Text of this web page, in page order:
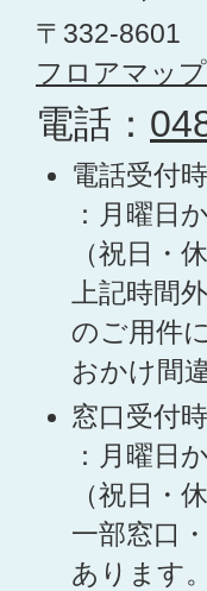
〒332-8601
フロアマップ
電話：
電話受付
：月曜日
（祝日・
上記時間
のご用件
おかけ間
窓口受付
：月曜日
（祝日・
一部窓口
あります。